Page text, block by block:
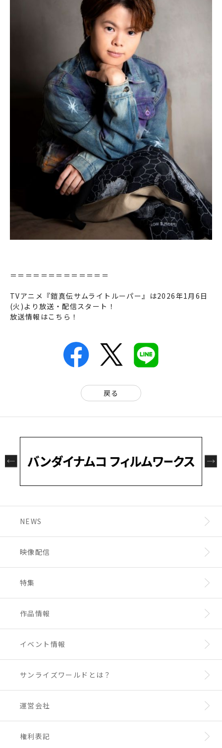
＝＝＝＝＝＝＝＝＝＝＝＝＝
TVアニメ『鎧真伝サムライトルーパー』は2026年1月6日
(火)より放送・配信スタート！
放送情報はこちら！
戻る
NEWS
映像配信
特集
作品情報
イベント情報
サンライズワールドとは？
運営会社
権利表記